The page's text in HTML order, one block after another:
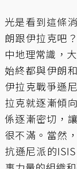
光是看到這條
朗跟伊拉克吧
中地理常識，
始終都與伊朗
伊拉克戰爭遜
拉克就逐漸傾
係逐漸密切，
很不滿。當然
抗遜尼派的